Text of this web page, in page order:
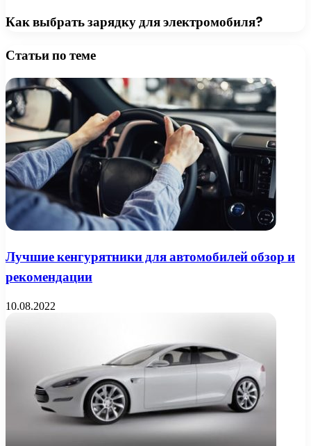
Как выбрать зарядку для электромобиля?
Статьи по теме
Лучшие кенгурятники для автомобилей обзор и
рекомендации
10.08.2022